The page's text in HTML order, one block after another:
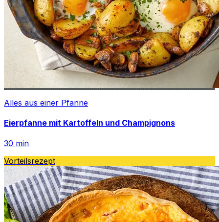
Alles aus einer Pfanne
Eierpfanne mit Kartoffeln und Champignons
30 min
Vorteilsrezept